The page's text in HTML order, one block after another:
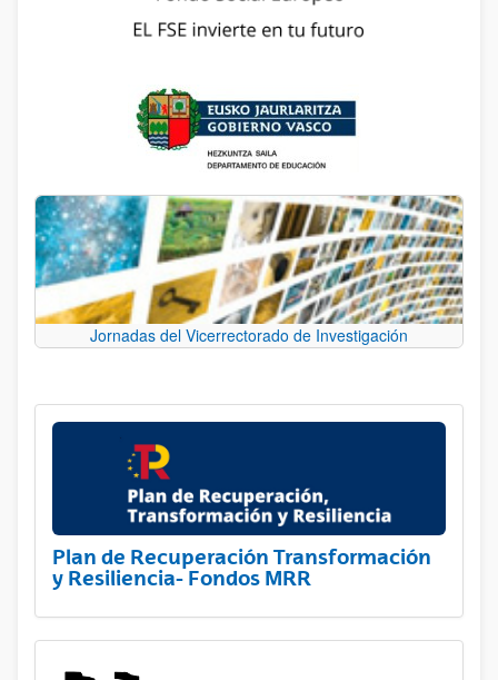
Jornadas del Vicerrectorado de Investigación
Plan de Recuperación Transformación
y Resiliencia- Fondos MRR